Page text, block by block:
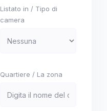
Listato in / Tipo di
camera
Quartiere / La zona